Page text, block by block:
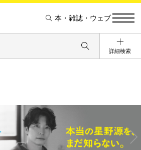
本・雑誌・ウェブ
詳細検索